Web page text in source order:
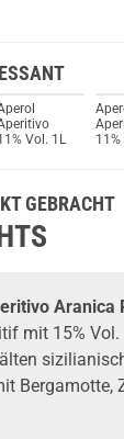
Vol. 1L
GEBRACHT
Aranica
mit 15%
Bergamotte,